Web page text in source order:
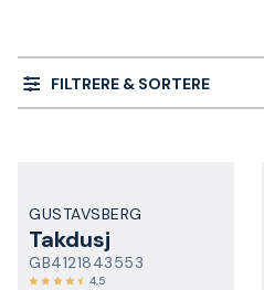
FILTRERE & SORTERE
GUSTAVSBERG
Takdusj
GB4121843553
4,5